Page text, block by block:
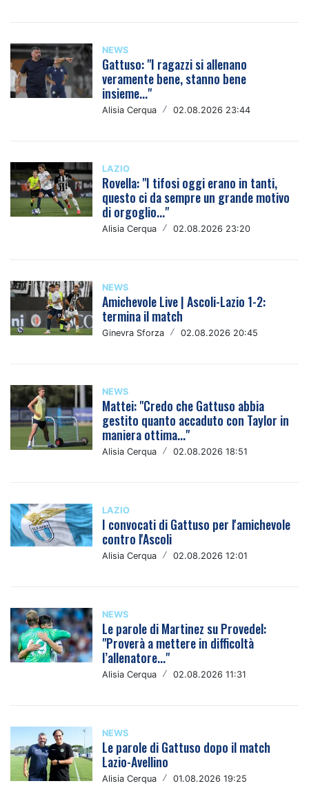
NEWS
Gattuso: "I ragazzi si allenano
veramente bene, stanno bene
insieme..."
Alisia Cerqua / 02.08.2026 23:44
LAZIO
Rovella: "I tifosi oggi erano in tanti,
questo ci da sempre un grande motivo
di orgoglio..."
Alisia Cerqua / 02.08.2026 23:20
NEWS
Amichevole Live | Ascoli-Lazio 1-2:
termina il match
Ginevra Sforza / 02.08.2026 20:45
NEWS
Mattei: "Credo che Gattuso abbia
gestito quanto accaduto con Taylor in
maniera ottima..."
Alisia Cerqua / 02.08.2026 18:51
LAZIO
I convocati di Gattuso per l'amichevole
contro l'Ascoli
Alisia Cerqua / 02.08.2026 12:01
NEWS
Le parole di Martinez su Provedel:
"Proverà a mettere in difficoltà
l’allenatore..."
Alisia Cerqua / 02.08.2026 11:31
NEWS
Le parole di Gattuso dopo il match
Lazio-Avellino
Alisia Cerqua / 01.08.2026 19:25